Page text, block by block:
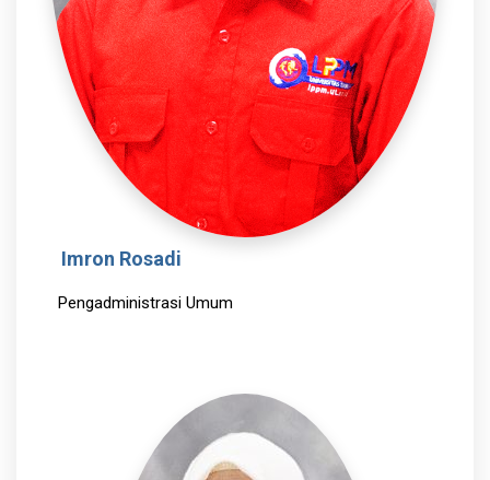
Imron Rosadi
Pengadministrasi Umum